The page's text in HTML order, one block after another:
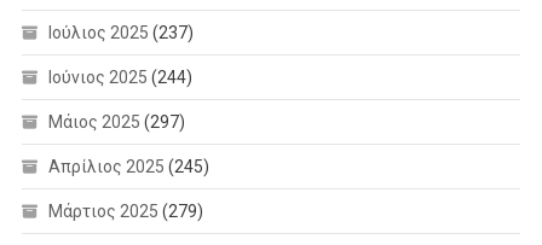
Ιούλιος 2025 (237)
Ιούνιος 2025 (244)
Μάιος 2025 (297)
Απρίλιος 2025 (245)
Μάρτιος 2025 (279)